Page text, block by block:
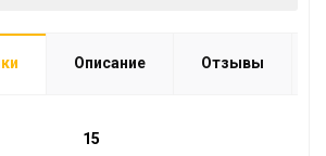
Описание Отзывы
15